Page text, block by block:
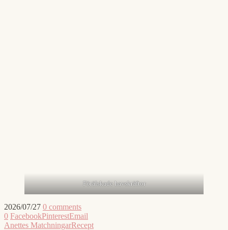
Förälskade havskräftor
2026/07/27 0 comments
0 FacebookPinterestEmail
Anettes MatchningarRecept